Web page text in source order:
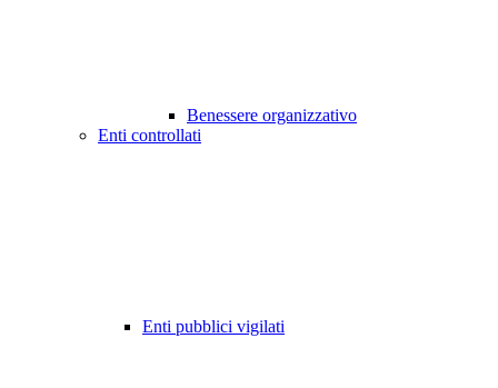
Benessere organizzativo
Enti controllati
Enti pubblici vigilati